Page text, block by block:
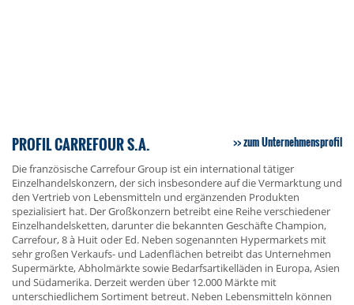
PROFIL CARREFOUR S.A. zum Unternehmensprofil
Die französische Carrefour Group ist ein international tätiger
Einzelhandelskonzern, der sich insbesondere auf die Vermarktung und
den Vertrieb von Lebensmitteln und ergänzenden Produkten
spezialisiert hat. Der Großkonzern betreibt eine Reihe verschiedener
Einzelhandelsketten, darunter die bekannten Geschäfte Champion,
Carrefour, 8 à Huit oder Ed. Neben sogenannten Hypermarkets mit
sehr großen Verkaufs- und Ladenflächen betreibt das Unternehmen
Supermärkte, Abholmärkte sowie Bedarfsartikelläden in Europa, Asien
und Südamerika. Derzeit werden über 12.000 Märkte mit
unterschiedlichem Sortiment betreut. Neben Lebensmitteln können